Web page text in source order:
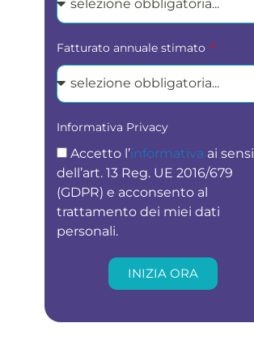
Fatturato annuale stimato
Informativa Privacy
Accetto l’informativa ai sensi
dell’art. 13 Reg. UE 2016/679
(GDPR) e acconsento al
trattamento dei miei dati
personali.
INIZIA ORA